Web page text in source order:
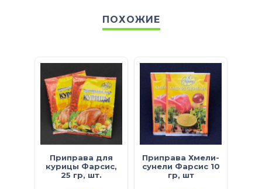
ПОХОЖИЕ
Приправа для
курицы Фарсис,
25 гр, шт.
Приправа Хмели-
сунели Фарсис 10
гр, шт